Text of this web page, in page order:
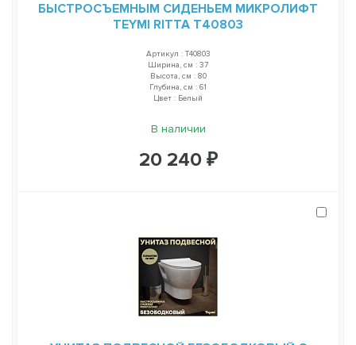
БЫСТРОСЪЕМНЫМ СИДЕНЬЕМ МИКРОЛИФТ
TEYMI RITTA T40803
Артикул : T40803
Ширина, см : 37
Высота, см : 80
Глубина, см : 61
Цвет : Белый
В наличии
20 240 ₽